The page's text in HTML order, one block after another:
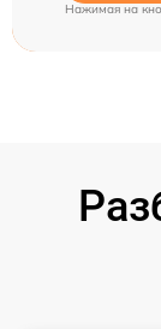
Нажимая на